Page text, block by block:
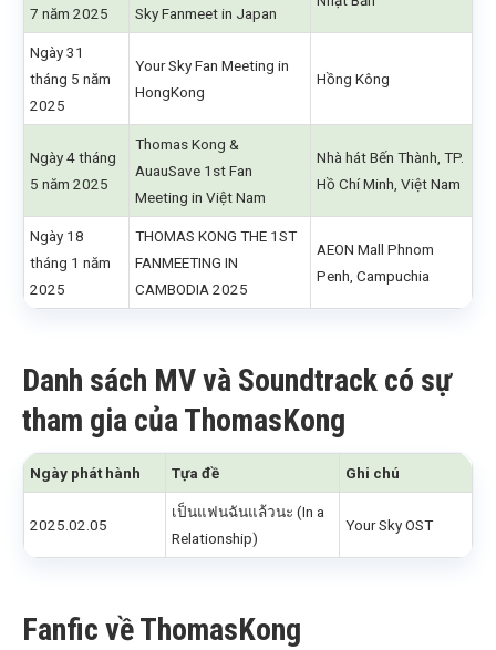
7 năm 2025
Sky Fanmeet in Japan
Ngày 31
tháng 5 năm
2025
Your Sky Fan Meeting in
HongKong
Hồng Kông
Ngày 4 tháng
5 năm 2025
Thomas Kong &
AuauSave 1st Fan
Meeting in Việt Nam
Nhà hát Bến Thành, TP.
Hồ Chí Minh, Việt Nam
Ngày 18
tháng 1 năm
2025
THOMAS KONG THE 1ST
FANMEETING IN
CAMBODIA 2025
AEON Mall Phnom
Penh, Campuchia
Danh sách MV và Soundtrack có sự
tham gia của ThomasKong
Ngày phát hành Tựa đề Ghi chú
2025.02.05
เป็นแฟนฉันแล้วนะ (In a
Relationship)
Your Sky OST
Fanfic về ThomasKong